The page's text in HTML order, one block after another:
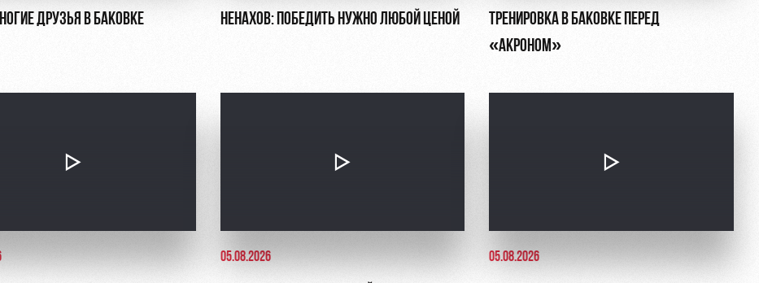
ДРУЗЬЯ В БАКОВКЕ НЕНАХОВ: ПОБЕДИТЬ НУЖНО ЛЮБОЙ ЦЕНОЙ
ТРЕНИРОВКА В БАКОВКЕ ПЕРЕД
«АКРОНОМ»
05.08.2026 05.08.2026